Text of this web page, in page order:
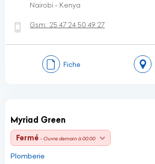
Nairobi - Kenya
Gsm: 25 47 24 50 49 27
Fiche
Myriad Green
Fermé - Ouvre demain à 00:00
Plomberie